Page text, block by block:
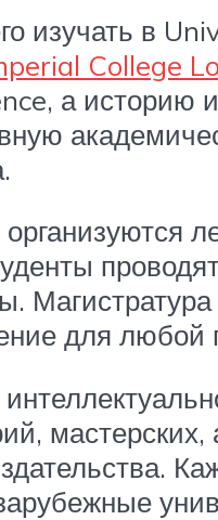
изучать в
College
а историю
для